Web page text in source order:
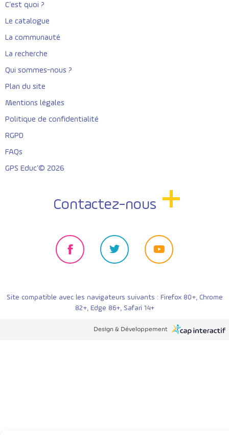
C’est quoi ?
Le catalogue
La communauté
La recherche
Qui sommes-nous ?
Plan du site
Mentions légales
Politique de confidentialité
RGPD
FAQs
GPS Educ’© 2026
Contactez-nous
Site compatible avec les navigateurs suivants : Firefox 80+, Chrome
82+, Edge 86+, Safari 14+
Design & Développement